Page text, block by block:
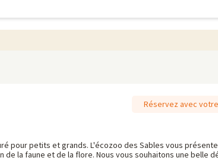
Réservez avec
pour petits et grands. L'écozoo des Sables vous
la faune et de la flore. Nous vous souhaitons une belle